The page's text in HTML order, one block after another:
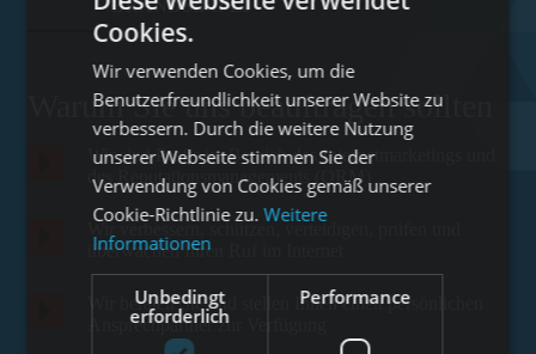
BRANDSIMPLI
Warum Sie uns beauftragen sollten
Wir sind Profis im Bereich des Internetmarketings und
des Reputationsmanagements (ORM)
überwachen Ihren Ruf im Internet
Wir beraten Sie und stellen Ihnen einen persönlichen
Ansprechpartner zur Verfügung
Cookies.
Wir verwenden Cookies, um die
Benutzerfreundlichkeit unserer Website zu
verbessern. Durch die weitere Nutzung
unserer Webseite stimmen Sie der
Verwendung von Cookies gemäß unserer
Cookie-Richtlinie zu.Weitere
Informationen
Unbedingt
erforderlich
Performance